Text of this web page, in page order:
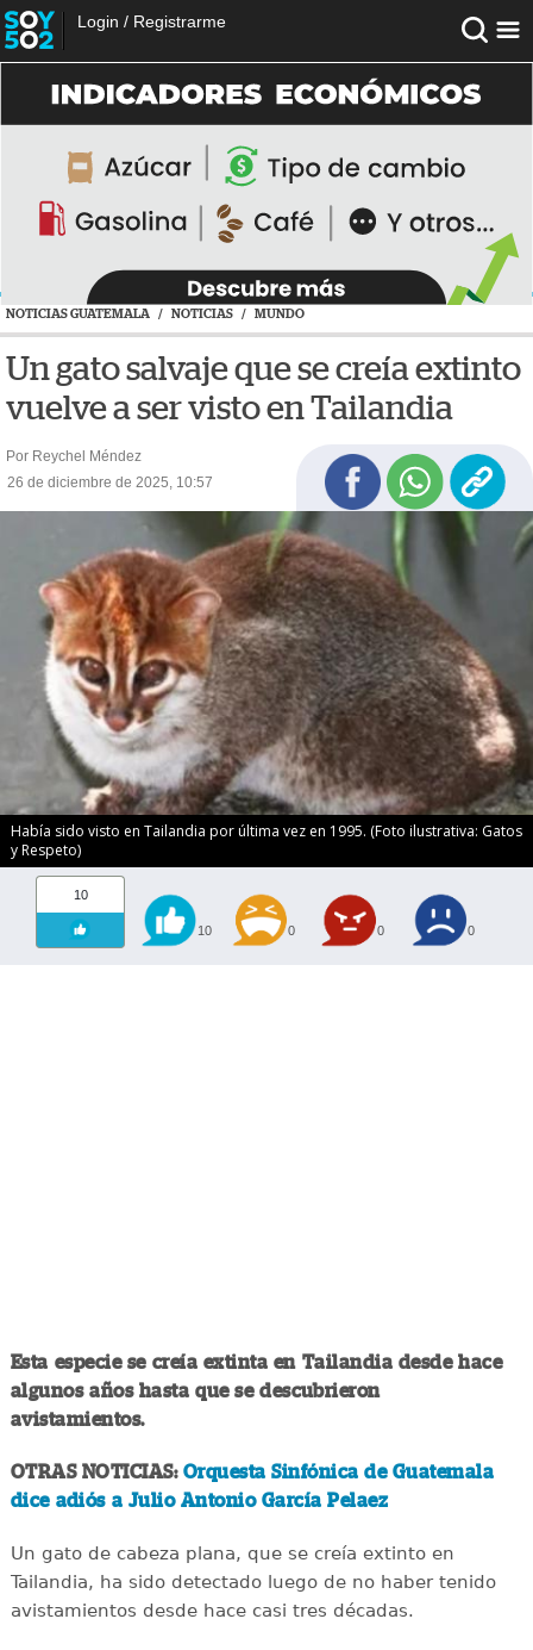
Login / Registrarme
NOTICIAS GUATEMALA / NOTICIAS / MUNDO
Un gato salvaje que se creía extinto
vuelve a ser visto en Tailandia
Por Reychel Méndez
26 de diciembre de 2025, 10:57
Había sido visto en Tailandia por última vez en 1995. (Foto ilustrativa: Gatos
y Respeto)
10
10 0 0 0
Esta especie se creía extinta en Tailandia desde hace
algunos años hasta que se descubrieron
avistamientos.
OTRAS NOTICIAS: Orquesta Sinfónica de Guatemala
dice adiós a Julio Antonio García Pelaez
Un gato de cabeza plana, que se creía extinto en
Tailandia, ha sido detectado luego de no haber tenido
avistamientos desde hace casi tres décadas.